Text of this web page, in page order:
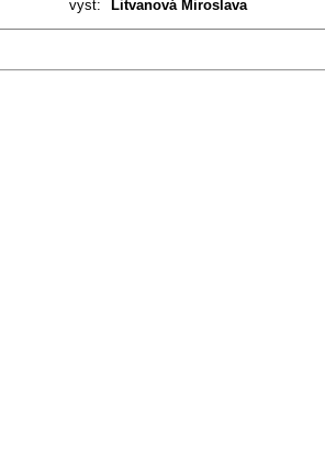
vyst: Litvanová Miroslava